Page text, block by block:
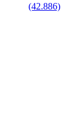
(42.886)